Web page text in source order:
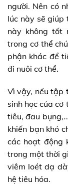
người. Nên có
lúc này sẽ giúp
này không tốt
trong cơ thể
phận khác để
đi nuôi cơ thể.
Vì vậy, nếu tập
sinh học của
tiêu, đau
khiến bạn khó
các hoạt động
trong một thời
viêm loét dạ
hệ tiêu hóa.